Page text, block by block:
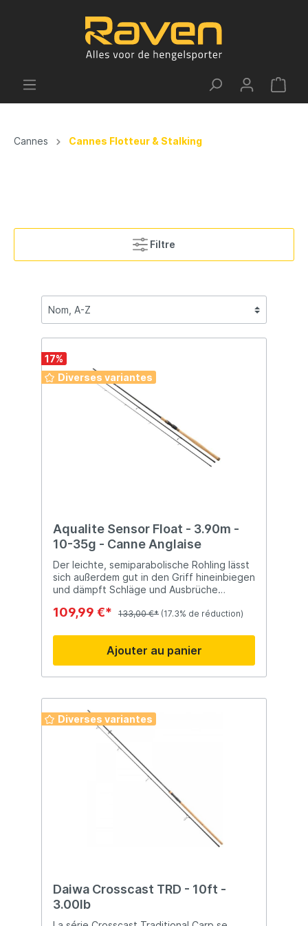
Cannes Cannes Flotteur & Stalking
Filtre
17%
Diverses variantes
Aqualite Sensor Float - 3.90m -
10-35g - Canne Anglaise
Der leichte, semiparabolische Rohling lässt
sich außerdem gut in den Griff hineinbiegen
und dämpft Schläge und Ausbrüche
semiparabolische Aktion und Wurfleistung.
109,99 €* 133,00 €* (17.3% de réduction)
Ajouter au panier
Diverses variantes
Daiwa Crosscast TRD - 10ft -
3.00lb